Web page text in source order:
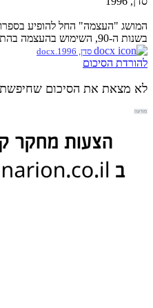
המושג "העצמה" החל להופיע בספרות בסוף שנות ה-70, כשיטת טיפול ושיטה לשיפור מדיניות. בשנות ה-80, המושג
בשנות ה-90, השימוש בהעצמה בהתקרבות חברתית –...
סדן, 1996.docx
להורדת הסיכום
לא מצאת את הסיכום